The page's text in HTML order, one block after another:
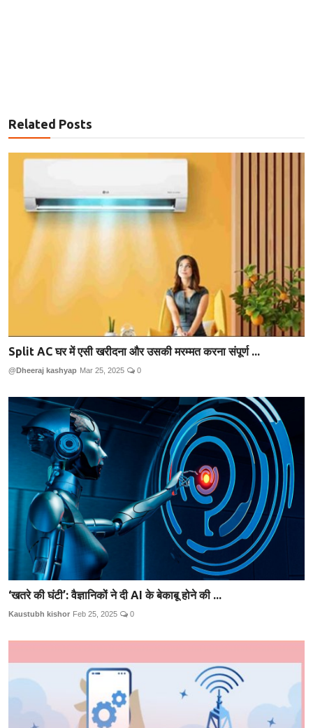
Related Posts
Split AC घर में एसी खरीदना और उसकी मरम्मत करना संपूर्ण ...
@Dheeraj kashyap Mar 25, 2025 0
‘खतरे की घंटी’: वैज्ञानिकों ने दी AI के बेकाबू होने की ...
Kaustubh kishor Feb 25, 2025 0